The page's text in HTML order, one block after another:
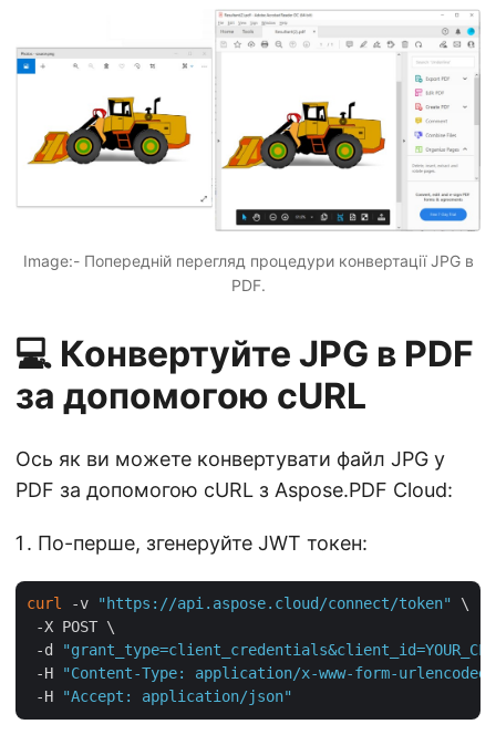
Image:- Попередній перегляд процедури конвертації JPG в
PDF.
💻 Конвертуйте JPG в PDF
за допомогою cURL
Ось як ви можете конвертувати файл JPG у
PDF за допомогою cURL з Aspose.PDF Cloud:
По-перше, згенеруйте JWT токен:
curl -v "https://api.aspose.cloud/connect/token"
\
-X POST \
-d
-H
"Content-Type: application/x-www-form-urlencoded"
-H
"Accept: application/json"